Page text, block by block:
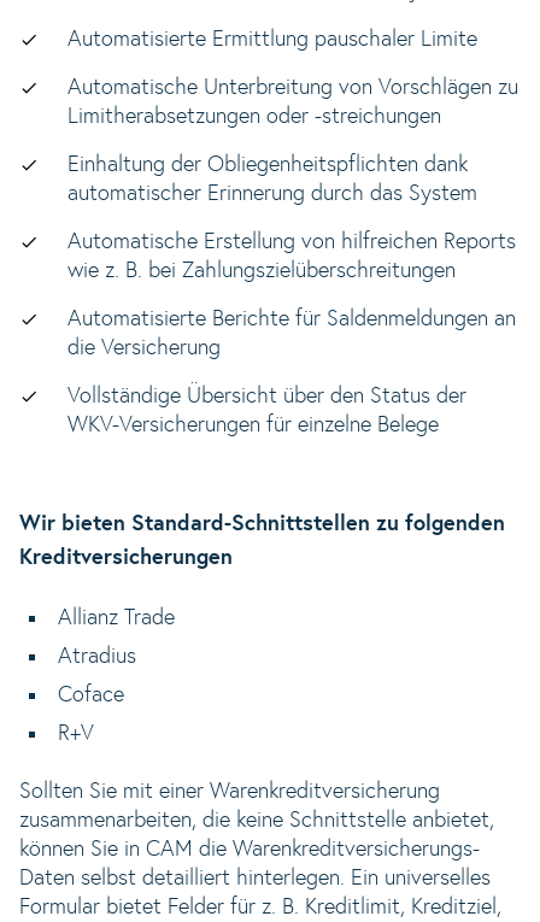
Automatisierte Ermittlung pauschaler Limite
Automatische Unterbreitung von Vorschlägen zu
Limitherabsetzungen oder -streichungen
Einhaltung der Obliegenheitspflichten dank
automatischer Erinnerung durch das System
Automatische Erstellung von hilfreichen Reports
wie z. B. bei Zahlungszielüberschreitungen
Automatisierte Berichte für Saldenmeldungen an
die Versicherung
Vollständige Übersicht über den Status der
WKV-Versicherungen für einzelne Belege
Wir bieten Standard-Schnittstellen zu folgenden
Kreditversicherungen
Allianz Trade
Atradius
Coface
R+V
Sollten Sie mit einer Warenkreditversicherung
zusammenarbeiten, die keine Schnittstelle anbietet,
können Sie in CAM die Warenkreditversicherungs-
Daten selbst detailliert hinterlegen. Ein universelles
Formular bietet Felder für z. B. Kreditlimit, Kreditziel,